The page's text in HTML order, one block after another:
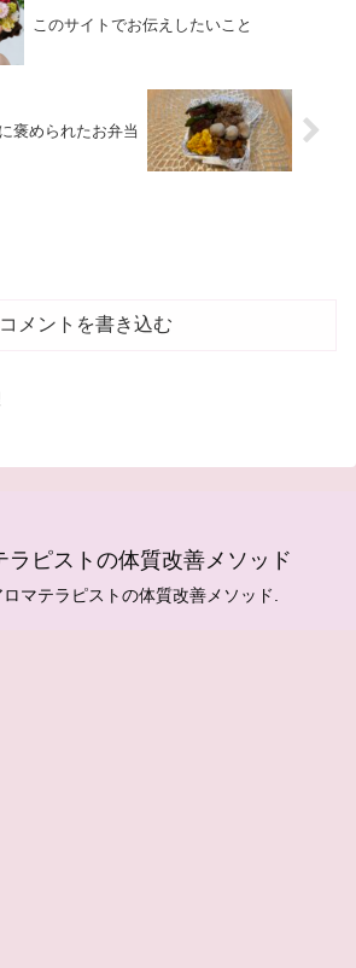
このサイトでお伝えしたいこと
褒められたお弁当
コメントを書き込む
ラピストの体質改善メソッド
マテラピストの体質改善メソッド.